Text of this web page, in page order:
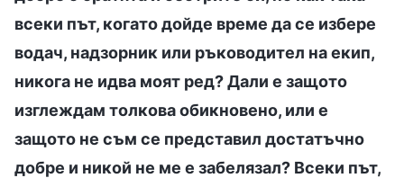
всеки път, когато дойде време да се избере
водач, надзорник или ръководител на екип,
никога не идва моят ред? Дали е защото
изглеждам толкова обикновено, или е
защото не съм се представил достатъчно
добре и никой не ме е забелязал? Всеки път,